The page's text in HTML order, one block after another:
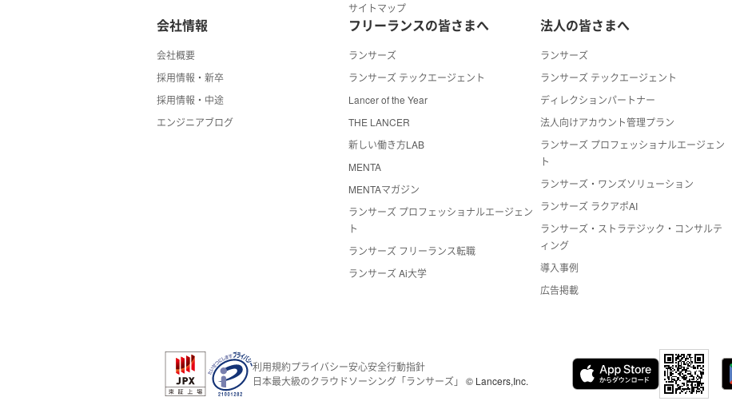
サイトマップ
会社情報
会社概要
採用情報・新卒
採用情報・中途
エンジニアブログ
フリーランスの皆さまへ
ランサーズ
ランサーズ テックエージェント
Lancer of the Year
THE LANCER
新しい働き方LAB
MENTA
MENTAマガジン
ランサーズ プロフェッショナルエージェン
ト
ランサーズ フリーランス転職
ランサーズ Ai大学
法人の皆さまへ
ランサーズ
ランサーズ テックエージェント
ディレクションパートナー
法人向けアカウント管理プラン
ランサーズ プロフェッショナルエージェン
ト
ランサーズ・ワンズソリューション
ランサーズ ラクアポAI
ランサーズ・ストラテジック・コンサルテ
ィング
導入事例
広告掲載
利用規約プライバシー安心安全行動指針
日本最大級のクラウドソーシング「ランサーズ」 © Lancers,Inc.